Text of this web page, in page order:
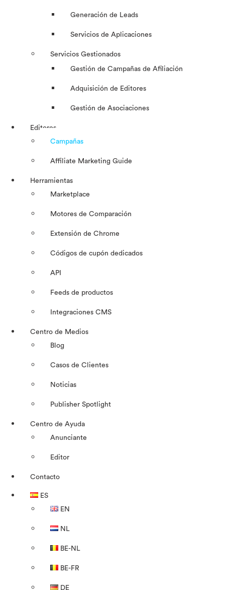
Generación de Leads
Servicios de Aplicaciones
Servicios Gestionados
Gestión de Campañas de Afiliación
Adquisición de Editores
Gestión de Asociaciones
Editores
Campañas
Affiliate Marketing Guide
Herramientas
Marketplace
Motores de Comparación
Extensión de Chrome
Códigos de cupón dedicados
API
Feeds de productos
Integraciones CMS
Centro de Medios
Blog
Casos de Clientes
Noticias
Publisher Spotlight
Centro de Ayuda
Anunciante
Editor
Contacto
ES
EN
NL
BE-NL
BE-FR
DE